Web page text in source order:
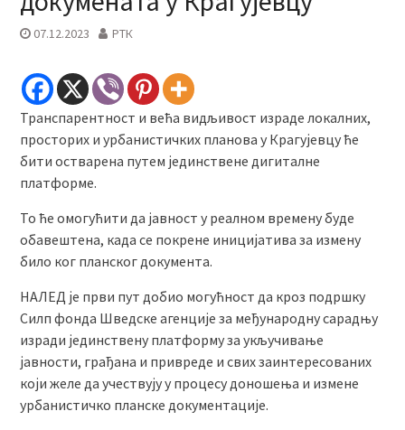
07.12.2023 РТК
Транспарентност и већа видљивост израде локалних,
просторих и урбанистичких планова у Крагујевцу ће
бити остварена путем јединствене дигиталне
платформе.
То ће омогућити да јавност у реалном времену буде
обавештена, када се покрене иницијатива за измену
било ког планског документа.
НАЛЕД је први пут добио могућност да кроз подршку
Силп фонда Шведске агенције за међународну сарадњу
изради јединствену платформу за укључивање
јавности, грађана и привреде и свих заинтересованих
који желе да учествују у процесу доношења и измене
урбанистичко планске документације.